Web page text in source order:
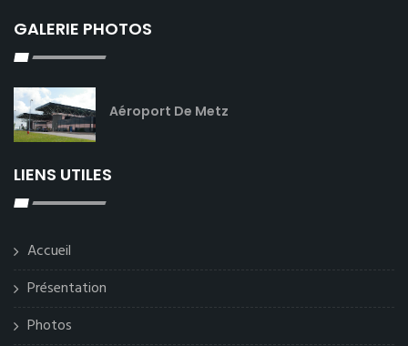
GALERIE PHOTOS
Aéroport De Metz
LIENS UTILES
Accueil
Présentation
Photos